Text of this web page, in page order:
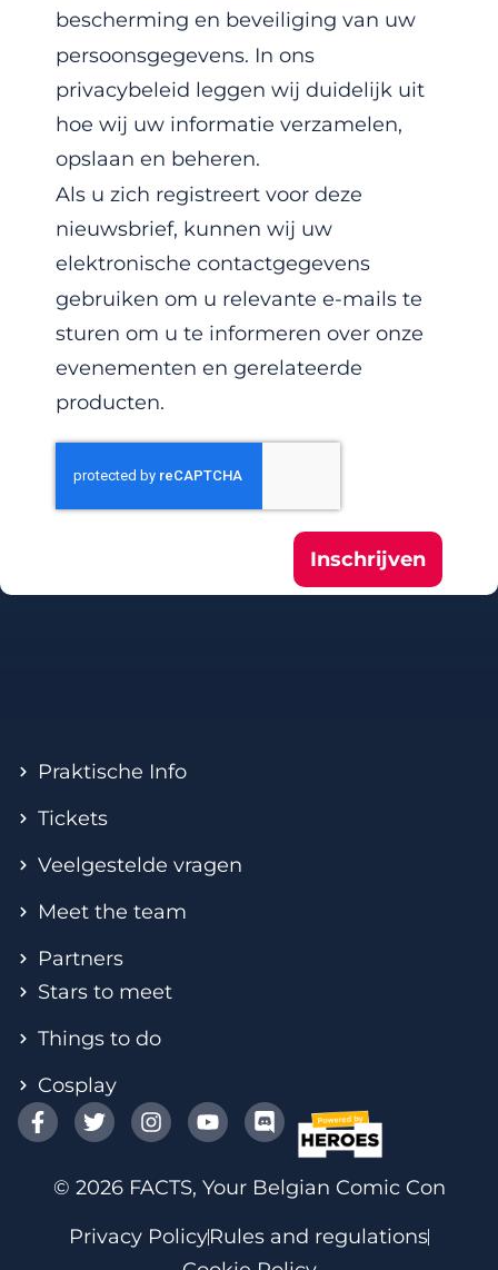
bescherming en beveiliging van uw
persoonsgegevens. In ons
privacybeleid leggen wij duidelijk uit
hoe wij uw informatie verzamelen,
opslaan en beheren.
Als u zich registreert voor deze
nieuwsbrief, kunnen wij uw
elektronische contactgegevens
gebruiken om u relevante e-mails te
sturen om u te informeren over onze
evenementen en gerelateerde
producten.
Inschrijven
Praktische Info
Tickets
Veelgestelde vragen
Meet the team
Partners
Stars to meet
Things to do
Cosplay
© 2026 FACTS, Your Belgian Comic Con
Privacy PolicyRules and regulations